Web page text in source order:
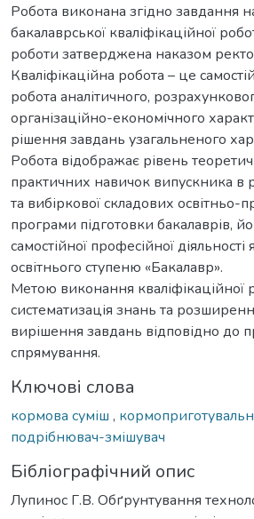
Робота виконана згідно завдання
бакалаврської кваліфікаційної
роботи затверджена наказом
Кваліфікаційна робота – це
робота аналітичного,
організаційно-економічного
рішення завдань узагальненого
Робота відображає рівень
практичних навичок випускника в
та вибіркової складових освітньо-
програми підготовки бакалаврів,
самостійної професійної
освітнього ступеню «Бакалавр».
Метою виконання кваліфікаційної
систематизація знань та
вирішення завдань відповідно до
спрямування.
Ключові слова
кормова суміш ,
подрібнювач-змішувач
Бібліографічний опис
Лупинос Г.В. Обґрунтування